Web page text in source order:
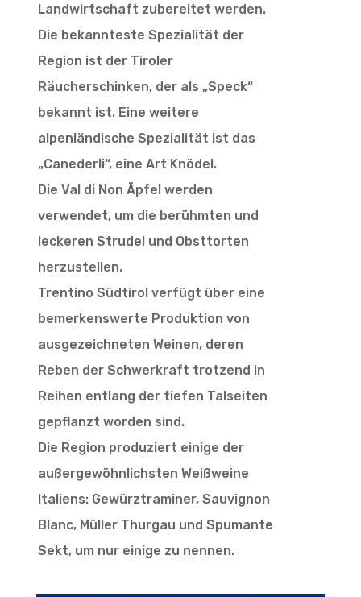
Landwirtschaft zubereitet werden.
Die bekannteste Spezialität der
Region ist der Tiroler
Räucherschinken, der als „Speck“
bekannt ist. Eine weitere
alpenländische Spezialität ist das
„Canederli“, eine Art Knödel.
Die Val di Non Äpfel werden
verwendet, um die berühmten und
leckeren Strudel und Obsttorten
herzustellen.
Trentino Südtirol verfügt über eine
bemerkenswerte Produktion von
ausgezeichneten Weinen, deren
Reben der Schwerkraft trotzend in
Reihen entlang der tiefen Talseiten
gepflanzt worden sind.
Die Region produziert einige der
außergewöhnlichsten Weißweine
Italiens: Gewürztraminer, Sauvignon
Blanc, Müller Thurgau und Spumante
Sekt, um nur einige zu nennen.